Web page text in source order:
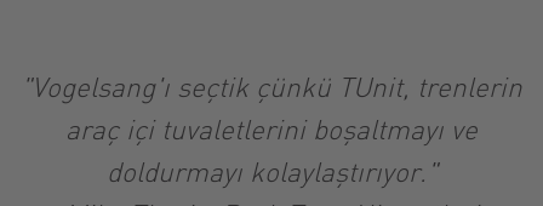
"Vogelsang'ı seçtik çünkü TUnit, trenlerin
araç içi tuvaletlerini boşaltmayı ve
doldurmayı kolaylaştırıyor."